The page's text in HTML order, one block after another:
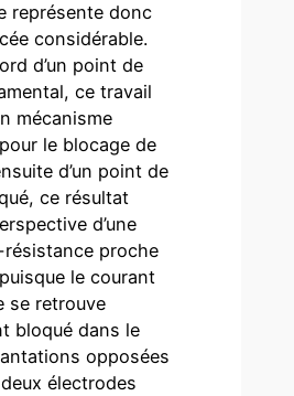
représente donc
considérable.
d’un point de
ce travail
mécanisme
le blocage de
d’un point de
ce résultat
d’une
proche
le courant
se retrouve
bloqué dans le
opposées
électrodes